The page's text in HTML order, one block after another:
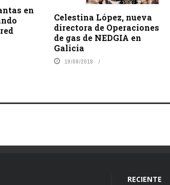
en
Celestina López, nueva
directora de Operaciones
de gas de NEDGIA en
Galicia
19/09/2018
RECIENTE